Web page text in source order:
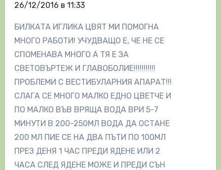
26/12/2016 в 11:33
БИЛКАТА ИГЛИКА ЦВЯТ МИ ПОМОГНА
МНОГО РАБОТИ! УЧУДВАЩО Е, ЧЕ НЕ СЕ
СПОМЕНАВА МНОГО А ТЯ Е ЗА
СВЕТОВЪРТЕЖ И ГЛАВОБОЛИЕ!!!!!!!!!!!
ПРОБЛЕМИ С ВЕСТИБУЛАРНИЯ АПАРАТ!!!
СЛАГА СЕ МНОГО МАЛКО ЕДНО ЦВЕТЧЕ И
ПО МАЛКО ВЪВ ВРЯЩА ВОДА ВРИ 5-7
МИНУТИ В 200-250МЛ ВОДА ДА ОСТАНЕ
200 МЛ ПИЕ СЕ НА ДВА ПЪТИ ПО 100МЛ
ПРЕЗ ДЕНЯ 1 ЧАС ПРЕДИ ЯДЕНЕ ИЛИ 2
ЧАСА СЛЕД ЯДЕНЕ МОЖЕ И ПРЕДИ СЪН